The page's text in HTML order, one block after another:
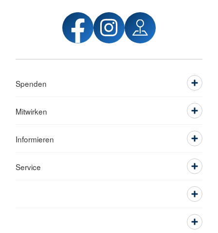
Spenden
Mitwirken
Informieren
Service